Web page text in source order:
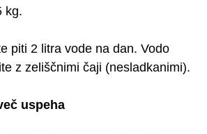
kg.
piti 2 litra vode na dan. Vodo
z zeliščnimi čaji (nesladkanimi).
uspeha